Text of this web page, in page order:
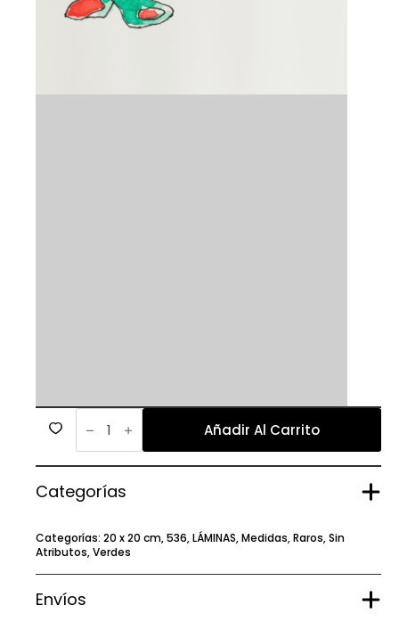
536
cantidad Añadir Al Carrito
Categorías
Categorías: 20 x 20 cm,536,LÁMINAS,Medidas,Raros,Sin
Atributos,Verdes
Envíos